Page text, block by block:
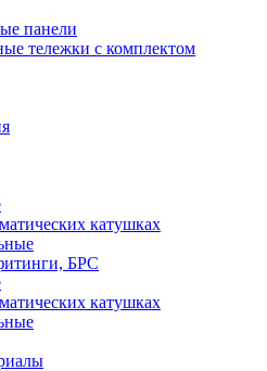
панели
тележки с комплектом
катушках
БРС
катушках